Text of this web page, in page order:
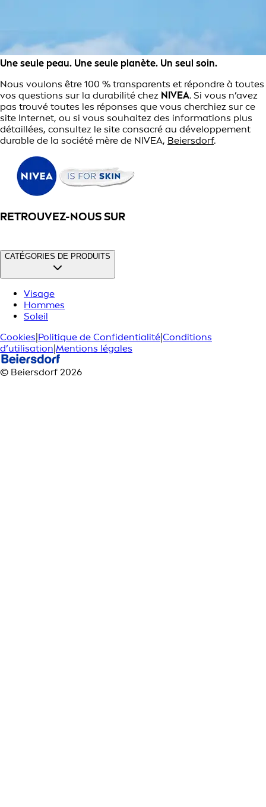
Une seule peau. Une seule planète. Un seul soin.
Nous voulons être 100 % transparents et répondre à toutes
vos questions sur la durabilité chez NIVEA. Si vous n’avez
pas trouvé toutes les réponses que vous cherchiez sur ce
site Internet, ou si vous souhaitez des informations plus
détaillées, consultez le site consacré au développement
durable de la société mère de NIVEA, Beiersdorf.
RETROUVEZ-NOUS SUR
CATÉGORIES DE PRODUITS
Visage
Hommes
Soleil
Cookies|Politique de Confidentialité|Conditions
d’utilisation|Mentions légales
© Beiersdorf 2026